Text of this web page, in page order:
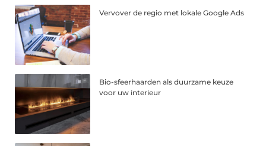
Vervover de regio met lokale Google Ads
Bio-sfeerhaarden als duurzame keuze
voor uw interieur